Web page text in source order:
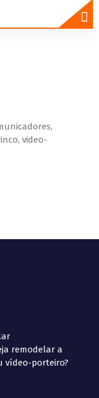
video-
remodelar a
vídeo-porteiro?